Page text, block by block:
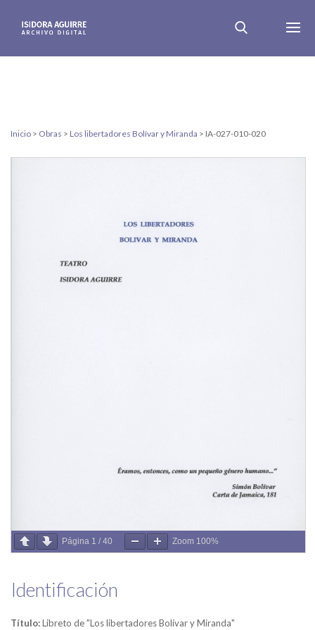
Inicio > Obras > Los libertadores Bolívar y Miranda > IA-027-010-020
Página 1 / 40 Zoom 100%
Identificación
Título:Libreto de "Los libertadores Bolívar y Miranda"